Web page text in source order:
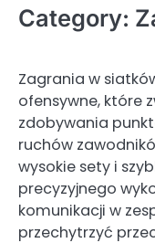
Category:
Zagrania w
ofensywne, które
zdobywania
ruchów
wysokie sety i
precyzyjnego
komunikacji w
przechytrzyć